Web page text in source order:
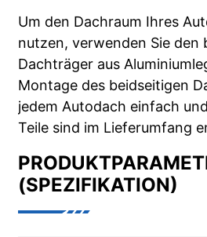
Um den Dachraum Ihres
nutzen, verwenden Sie den
Dachträger aus
Montage des beidseitigen
jedem Autodach einfach
Teile sind im Lieferumfang
(SPEZIFIKATION)